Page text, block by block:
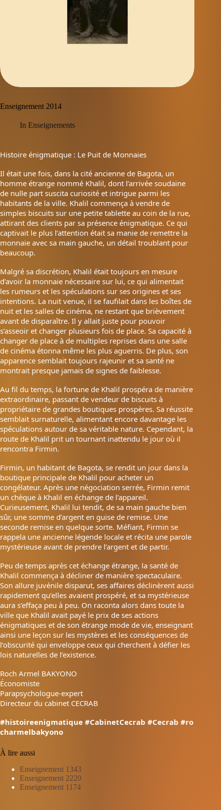
Enseignement 2014
In Enseignements
Histoire énigmatique : Le Puit de Monnaies
Il était une fois, dans la cité ancienne de Bagota, un
homme étrange nommé Khalil, dont l’arrivée soudaine
de nulle part suscita curiosité et intrigue parmi les
habitants de la ville. Khalil commença à vendre de
simples biscuits sur une petite tablette au coin de la rue,
attirant des clients par sa présence énigmatique. Ce qui
captivait le plus l’attention était sa manie de remettre la
monnaie avec sa main gauche, un détail troublant pour
beaucoup.
Malgré sa discrétion, Khalil était toujours en mesure
d’avoir la monnaie nécessaire sur lui, ce qui alimentait
les rumeurs et les spéculations sur ses origines et ses
intentions. La nuit venue, il se faufilait dans les boîtes de
nuit et les salles de cinéma, ne restant que brièvement
avant de disparaître. Il y allait juste pour pouvoir
s’asseoir et changer plusieurs fois de place. Sa capacité à
changer de place à de multiples reprises dans une salle
de cinéma étonna même les plus aguerris. De plus, son
apparence semblait toujours rajeunir et sa santé ne
montrait presque jamais de signes de faiblesse.
Au fil du temps, la fortune de Khalil prospéra de manière
extraordinaire, passant de vendeur de biscuits à
propriétaire de grandes boutiques prospères. Sa réussite
semblait surnaturelle, alimentant encore davantage les
spéculations autour de sa véritable nature. Cependant, la
route de Khalil prit un tournant inattendu le jour où il
rencontra Firmin.
Firmin, un habitant de Bagota, se rendit un jour dans la
boutique principale de Khalil pour acheter un
congélateur. Après une négociation serrée, Firmin remit
un chèque à Khalil en échange de l’appareil.
Curieusement, Khalil lui tendit, de sa main gauche bien
sûr, une somme d’argent en guise de remise. Une
seconde remise en quelque sorte. Méfiant, Firmin se
rappela une ancienne légende locale et récita une parole
mystérieuse avant de prendre l’argent et de partir.
Peu de temps après cet échange étrange, la santé de
Khalil commença à décliner de manière spectaculaire.
Son allure juvénile disparut, ses affaires déclinèrent aussi
rapidement qu’elles avaient prospéré, et sa mystérieuse
aura s’effaça peu à peu. On raconta alors dans toute la
ville que Khalil avait payé le prix de ses actions
énigmatiques et de son étrange mode de vie, enseignant
ainsi une leçon sur les mystères et les conséquences de
l’obscurité qui enveloppe ceux qui cherchent à défier les
lois naturelles de l’existence.
Roch Armel BAKYONO
Économiste
Parapsychologue-expert
Directeur du cabinet CECRAB
#histoireenigmatique #CabinetCecrab #Cecrab #ro
charmelbakyono
À lire aussi
Enseignement 1343
Enseignement 2220
Enseignement 1174